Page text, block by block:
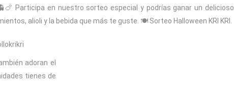
Participa en nuestro sorteo especial y podrías ganar un delicioso
alioli y la bebida que más te guste. 🍽️ Sorteo Halloween KRI KRI.
adoran el
tienes de